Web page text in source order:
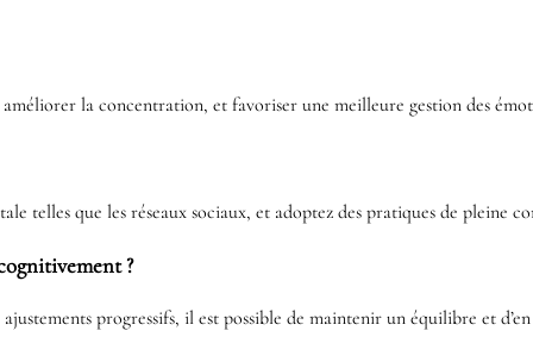
la concentration, et favoriser une meilleure gestion des
telles que les réseaux sociaux, et adoptez des pratiques de pleine
?
progressifs, il est possible de maintenir un équilibre et